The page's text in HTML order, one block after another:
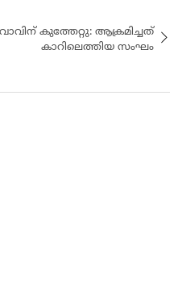
കുത്തേറ്റു: ആക്രമിച്ചത്
കാറിലെത്തിയ സംഘം